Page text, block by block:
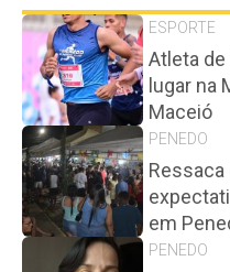
ESPORTE
Atleta
lugar na
Maceió
PENEDO
Ressaca
em
PENEDO